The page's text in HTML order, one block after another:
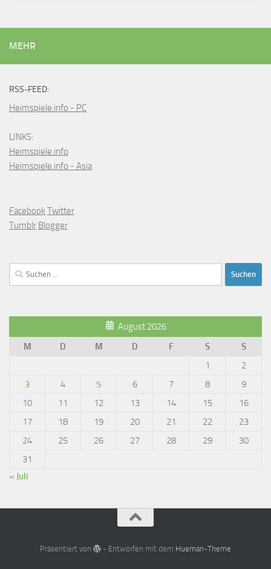
MEHR
RSS-FEED:
Heimspiele.info - PC
LINKS:
Heimspiele.info
Heimspiele.info - Asia
FacebookTwitter
Tumblr Blogger
Suchen
nach:
August 2026
M
D M D F S
S
1
2
3
4 5 6 7 8
9
10
11 12 13 14 15
16
17
18 19 20 21 22
23
24
25 26 27 28 29
30
31
« Juli
Präsentiert von - Entworfen mit dem Hueman-Theme